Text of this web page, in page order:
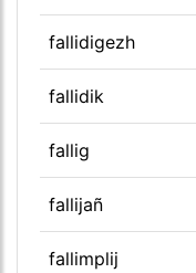
fallidigezh
fallidik
fallig
fallijañ
fallimplij